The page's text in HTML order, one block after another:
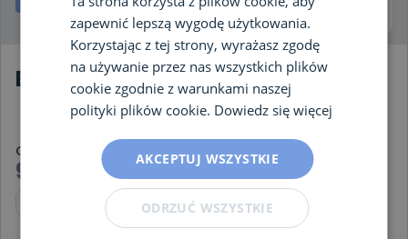
Biotacell Bifido Complex
Cena
98,90
zapewnić lepszą wygodę użytkowania.
Korzystając z tej strony, wyrażasz zgodę
na używanie przez nas wszystkich plików
cookie zgodnie z warunkami naszej
polityki plików cookie. Dowiedz się więcej
AKCEPTUJ WSZYSTKIE
ODRZUĆ WSZYSTKIE